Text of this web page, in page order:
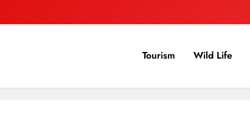
Tourism Wild Life